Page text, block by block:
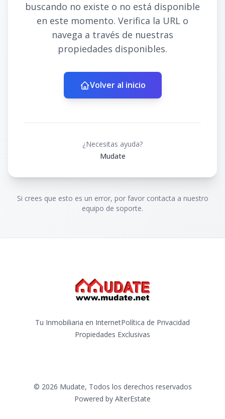
buscando no existe o no está disponible
en este momento. Verifica la URL o
navega a través de nuestras
propiedades disponibles.
Volver al inicio
¿Necesitas ayuda?
Mudate
Si crees que esto es un error, por favor contacta a nuestro
equipo de soporte.
Tu Inmobiliaria en InternetPolítica de Privacidad
Propiedades Exclusivas
© 2026 Mudate, Todos los derechos reservados
Powered by AlterEstate